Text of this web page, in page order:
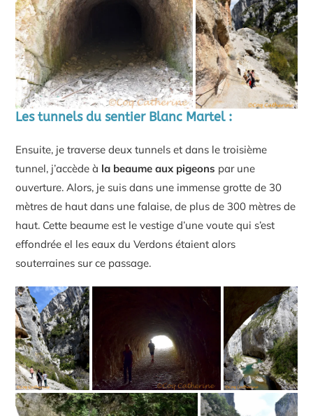
Les tunnels du sentier Blanc Martel :
Ensuite, je traverse deux tunnels et dans le troisième
tunnel, j’accède à la beaume aux pigeons par une
ouverture. Alors, je suis dans une immense grotte de 30
mètres de haut dans une falaise, de plus de 300 mètres de
haut. Cette beaume est le vestige d’une voute qui s’est
effondrée el les eaux du Verdons étaient alors
souterraines sur ce passage.